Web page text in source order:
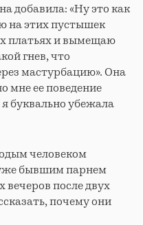
добавила: «Ну это как
на этих пустышек
платьях и вымещаю
гнев, что
мастурбацию». Она
мне ее поведение
буквально убежала
человеком
бывшим парнем
после двух
почему они